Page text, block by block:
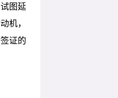
图延
机，
证的